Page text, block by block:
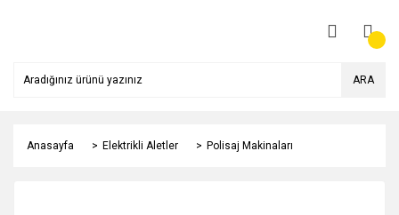
ARA
Anasayfa Elektrikli Aletler Polisaj Makinaları